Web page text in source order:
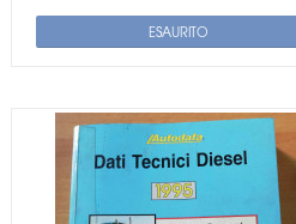
ESAURITO